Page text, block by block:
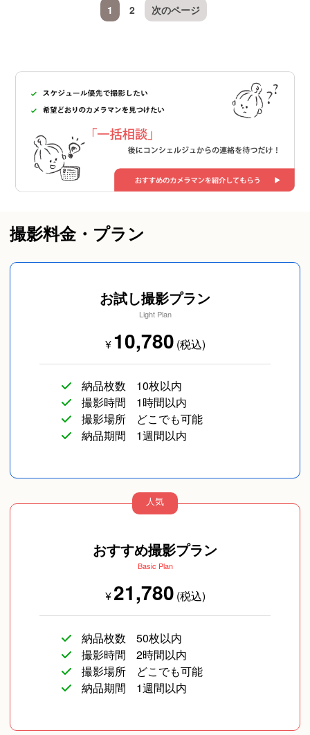
1 2 次のページ
撮影料金・プラン
お試し撮影プラン
Light Plan
¥10,780 (税込)
納品枚数
10枚以内
撮影時間
1時間以内
撮影場所
どこでも可能
納品期間
1週間以内
人気
おすすめ撮影プラン
Basic Plan
¥21,780 (税込)
納品枚数
50枚以内
撮影時間
2時間以内
撮影場所
どこでも可能
納品期間
1週間以内